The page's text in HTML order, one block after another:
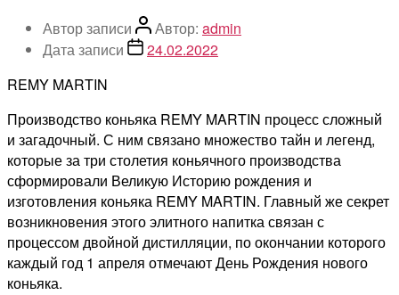
Автор записи Автор: admin
Дата записи
24.02.2022
REMY MARTIN
Производство коньяка REMY MARTIN процесс сложный
и загадочный. С ним связано множество тайн и легенд,
которые за три столетия коньячного производства
сформировали Великую Историю рождения и
изготовления коньяка REMY MARTIN. Главный же секрет
возникновения этого элитного напитка связан с
процессом двойной дистилляции, по окончании которого
каждый год 1 апреля отмечают День Рождения нового
коньяка.